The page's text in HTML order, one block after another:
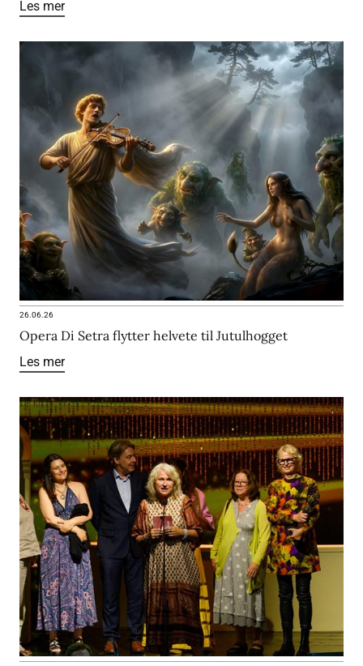
Les mer
26.06.26
Opera Di Setra flytter helvete til Jutulhogget
Les mer